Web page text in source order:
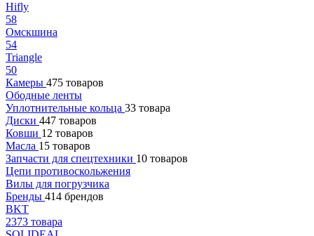
Hifly
58
Омскшина
54
Triangle
50
Камеры 475 товаров
Ободные ленты
Уплотнительные кольца 33 товара
Диски 447 товаров
Ковши 12 товаров
Масла 15 товаров
Запчасти для спецтехники 10 товаров
Цепи противоскольжения
Вилы для погрузчика
Бренды 414 брендов
BKT
2373 товара